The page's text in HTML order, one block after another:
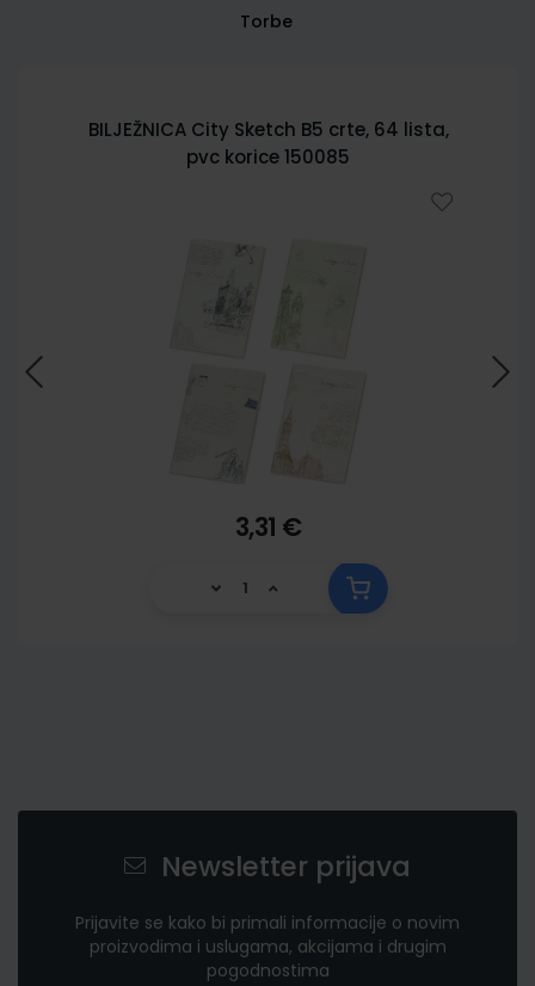
Torbe
BILJEŽNICA City Sketch B5 crte, 64 lista,
pvc korice 150085
3,31 €
Newsletter prijava
Prijavite se kako bi primali informacije o novim
proizvodima i uslugama, akcijama i drugim
pogodnostima